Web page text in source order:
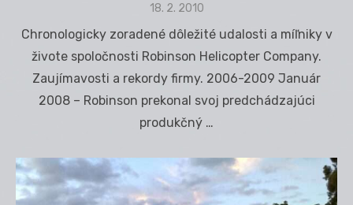
Posted
18. 2. 2010
Chronologicky zoradené dôležité udalosti a míľniky v
živote spoločnosti Robinson Helicopter Company.
Zaujímavosti a rekordy firmy. 2006-2009 Január
2008 – Robinson prekonal svoj predchádzajúci
produkčný …